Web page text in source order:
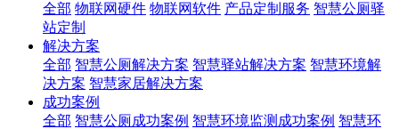
全部 物联网硬件 物联网软件 产品定制服务 智慧公厕驿
站定制
解决方案
全部 智慧公厕解决方案 智慧驿站解决方案 智慧环境解
决方案 智慧家居解决方案
成功案例
全部 智慧公厕成功案例 智慧环境监测成功案例 智慧环